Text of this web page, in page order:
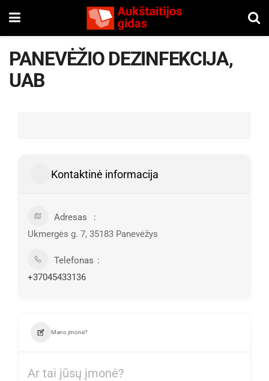
PANEVĖŽIO DEZINFEKCIJA,
UAB
Kontaktinė informacija
Adresas
Ukmergės g. 7, 35183 Panevėžys
Telefonas
+37045433136
Mano įmonė?
Ar tai jūsų įmonė?